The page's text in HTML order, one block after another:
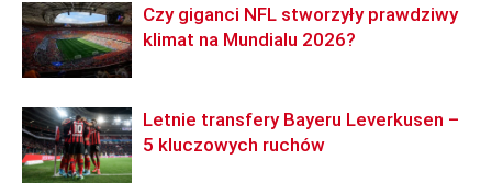
Czy giganci NFL stworzyły prawdziwy
klimat na Mundialu 2026?
Letnie transfery Bayeru Leverkusen –
5 kluczowych ruchów